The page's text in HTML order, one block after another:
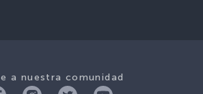
a nuestra comunidad